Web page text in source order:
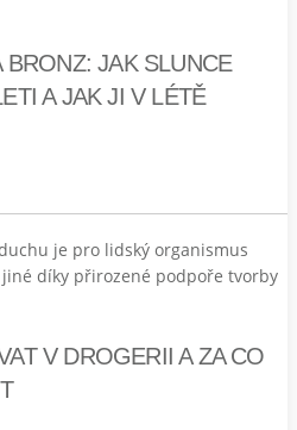
BRONZ: JAK SLUNCE
A JAK JI V LÉTĚ
je pro lidský organismus
díky přirozené podpoře tvorby
V DROGERII A ZA CO